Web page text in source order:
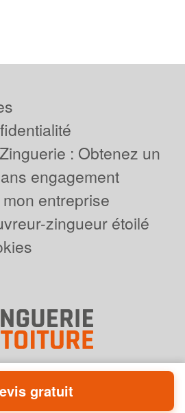
: Obtenez un
engagement
entreprise
zingueur étoilé
byPlus que pro
gratuit